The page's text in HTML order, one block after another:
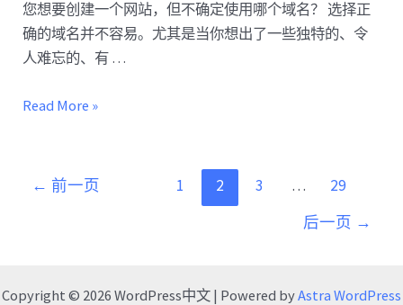
您想要创建一个网站，但不确定使用哪个域名？ 选择正
确的域名并不容易。尤其是当你想出了一些独特的、令
人难忘的、有 …
Read More »
← 前一页 1 2 3 …
29
后一页 →
Copyright © 2026 WordPress中文 | Powered byAstra WordPress